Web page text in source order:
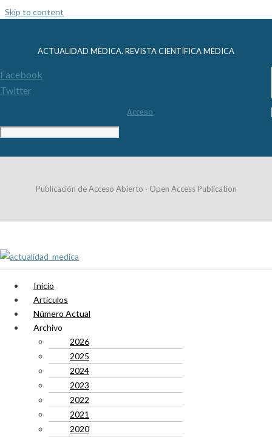
Skip to content
ACTUALIDAD MÉDICA. REVISTA CIENTÍFICA MÉDICA
Facebook
Twitter
Acceso
Publicación de Acceso Abierto · Open Access Publication
Inicio
Artículos
Número Actual
Archivo
2026
2025
2024
2023
2022
2021
2020